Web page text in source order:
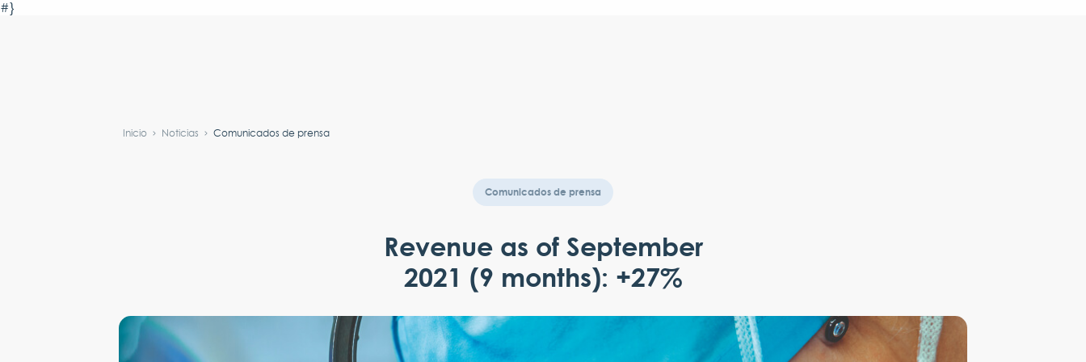
#}
Inicio Noticias Comunicados de prensa
Comunicados de prensa
Revenue as of September
2021 (9 months): +27%